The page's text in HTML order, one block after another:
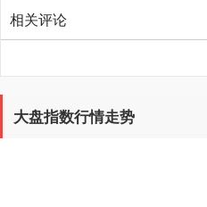
相关评论
大盘指数行情走势